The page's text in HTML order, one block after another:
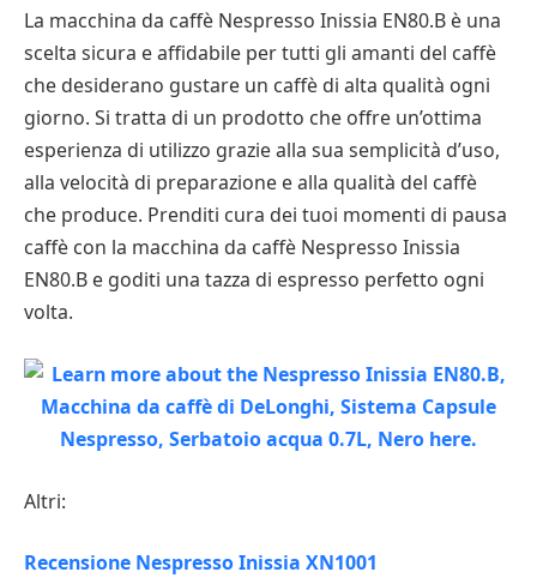
La macchina da caffè Nespresso Inissia EN80.B è una
scelta sicura e affidabile per tutti gli amanti del caffè
che desiderano gustare un caffè di alta qualità ogni
giorno. Si tratta di un prodotto che offre un’ottima
esperienza di utilizzo grazie alla sua semplicità d’uso,
alla velocità di preparazione e alla qualità del caffè
che produce. Prenditi cura dei tuoi momenti di pausa
caffè con la macchina da caffè Nespresso Inissia
EN80.B e goditi una tazza di espresso perfetto ogni
volta.
Altri:
Recensione Nespresso Inissia XN1001